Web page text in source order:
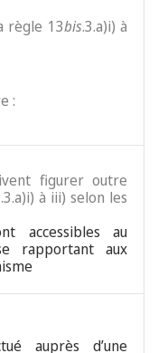
règle 13bis.3.a)i) à
:
figurer outre
.3.a)i) à iii) selon les
accessibles au
rapportant aux
auprès d’une